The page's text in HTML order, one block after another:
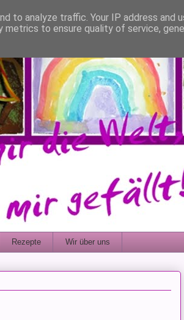
Rezepte Wir über uns
to analyze traffic. Your IP address and
metrics to ensure quality of service,